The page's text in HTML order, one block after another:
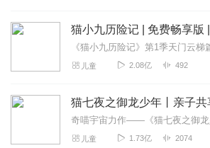
不错不错，我家有猫^ω^超. nice. very
分，我非常的满意
糯米粽子tt
这个节目很棒，我家孩子很喜欢，支
猫小九历险记 | 免费畅享版
儿童 2.08亿 492
儿童 1.73亿 2074